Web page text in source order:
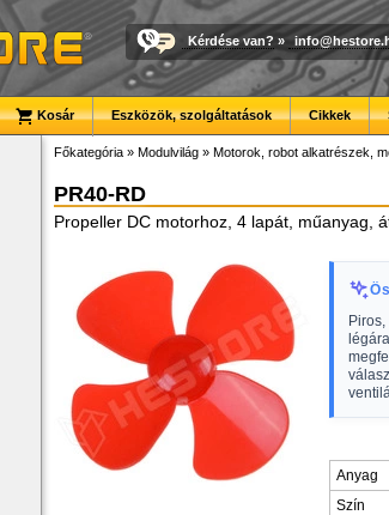
Kérdése van? »
Kosár Eszközök, szolgáltatások Cikkek
Főkategória » Modulvilág » Motorok, robot alkatrészek,
PR40-RD
Propeller DC motorhoz, 4 lapát, műanyag,
Anyag
Szín